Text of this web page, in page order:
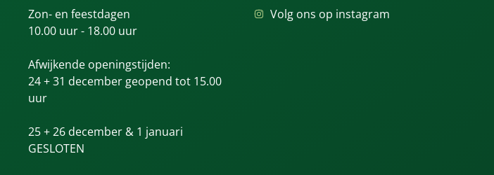
Zon- en feestdagen
10.00 uur - 18.00 uur
Afwijkende openingstijden:
24 + 31 december geopend tot 15.00
uur
25 + 26 december & 1 januari
GESLOTEN
Volg ons op instagram